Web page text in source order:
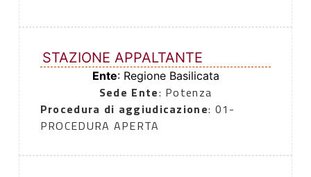
STAZIONE APPALTANTE
Ente: Regione Basilicata
Sede Ente: Potenza
Procedura di aggiudicazione: 01-
PROCEDURA APERTA